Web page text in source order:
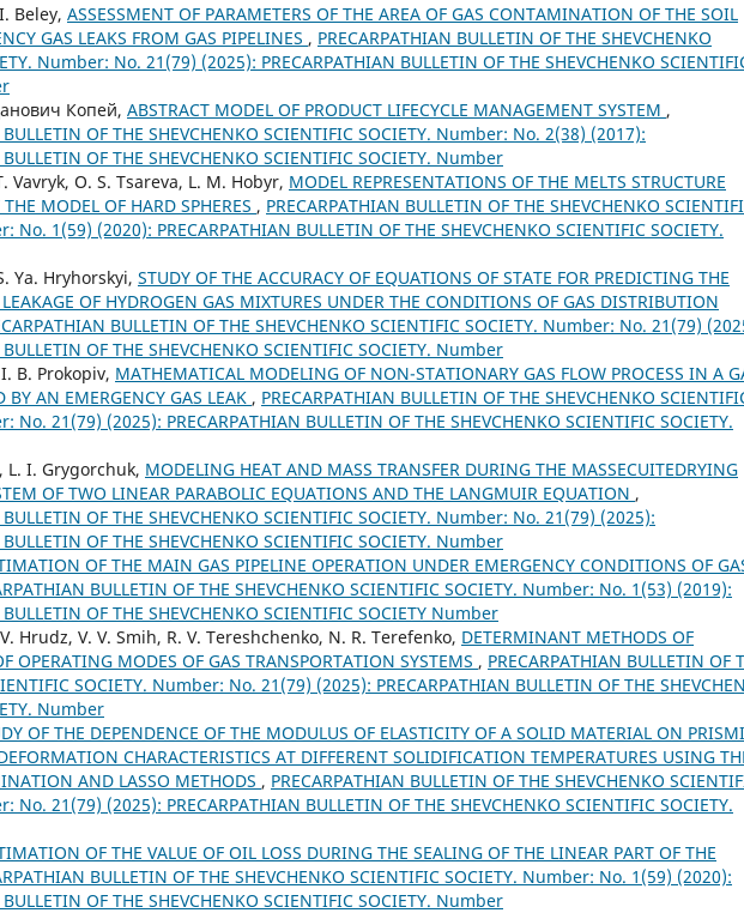
Beley, ASSESSMENT OF PARAMETERS OF THE AREA OF GAS CONTAMINATION OF THE SOIL
GAS LEAKS FROM GAS PIPELINES , PRECARPATHIAN BULLETIN OF THE SHEVCHENKO
Number: No. 21(79) (2025): PRECARPATHIAN BULLETIN OF THE SHEVCHENKO
Копей, ABSTRACT MODEL OF PRODUCT LIFECYCLE MANAGEMENT SYSTEM ,
BULLETIN OF THE SHEVCHENKO SCIENTIFIC SOCIETY. Number: No. 2(38) (2017):
BULLETIN OF THE SHEVCHENKO SCIENTIFIC SOCIETY. Number
Vavryk, O. S. Tsareva, L. M. Hobyr, MODEL REPRESENTATIONS OF THE MELTS STRUCTURE
MODEL OF HARD SPHERES , PRECARPATHIAN BULLETIN OF THE SHEVCHENKO
No. 1(59) (2020): PRECARPATHIAN BULLETIN OF THE SHEVCHENKO SCIENTIFIC SOCIETY.
Ya. Hryhorskyi, STUDY OF THE ACCURACY OF EQUATIONS OF STATE FOR PREDICTING THE
LEAKAGE OF HYDROGEN GAS MIXTURES UNDER THE CONDITIONS OF GAS DISTRIBUTION
BULLETIN OF THE SHEVCHENKO SCIENTIFIC SOCIETY. Number: No. 21(79)
BULLETIN OF THE SHEVCHENKO SCIENTIFIC SOCIETY. Number
В. Prokopiv, MATHEMATICAL MODELING OF NON-STATIONARY GAS FLOW PROCESS IN A
BY AN EMERGENCY GAS LEAK , PRECARPATHIAN BULLETIN OF THE SHEVCHENKO
No. 21(79) (2025): PRECARPATHIAN BULLETIN OF THE SHEVCHENKO SCIENTIFIC SOCIETY.
L. I. Grygorchuk, MODELING HEAT AND MASS TRANSFER DURING THE MASSECUITEDRYING
OF TWO LINEAR PARABOLIC EQUATIONS AND THE LANGMUIR EQUATION ,
BULLETIN OF THE SHEVCHENKO SCIENTIFIC SOCIETY. Number: No. 21(79) (2025):
BULLETIN OF THE SHEVCHENKO SCIENTIFIC SOCIETY. Number
OF THE MAIN GAS PIPELINE OPERATION UNDER EMERGENCY CONDITIONS OF
BULLETIN OF THE SHEVCHENKO SCIENTIFIC SOCIETY. Number: No. 1(53) (2019):
BULLETIN OF THE SHEVCHENKO SCIENTIFIC SOCIETY Number
Hrudz, V. V. Smih, R. V. Tereshchenko, N. R. Terefenko, DETERMINANT METHODS OF
OPERATING MODES OF GAS TRANSPORTATION SYSTEMS , PRECARPATHIAN BULLETIN OF
SOCIETY. Number: No. 21(79) (2025): PRECARPATHIAN BULLETIN OF THE
Number
OF THE DEPENDENCE OF THE MODULUS OF ELASTICITY OF A SOLID MATERIAL ON
CHARACTERISTICS AT DIFFERENT SOLIDIFICATION TEMPERATURES USING
AND LASSO METHODS , PRECARPATHIAN BULLETIN OF THE SHEVCHENKO
No. 21(79) (2025): PRECARPATHIAN BULLETIN OF THE SHEVCHENKO SCIENTIFIC SOCIETY.
OF THE VALUE OF OIL LOSS DURING THE SEALING OF THE LINEAR PART OF THE
BULLETIN OF THE SHEVCHENKO SCIENTIFIC SOCIETY. Number: No. 1(59) (2020):
BULLETIN OF THE SHEVCHENKO SCIENTIFIC SOCIETY. Number